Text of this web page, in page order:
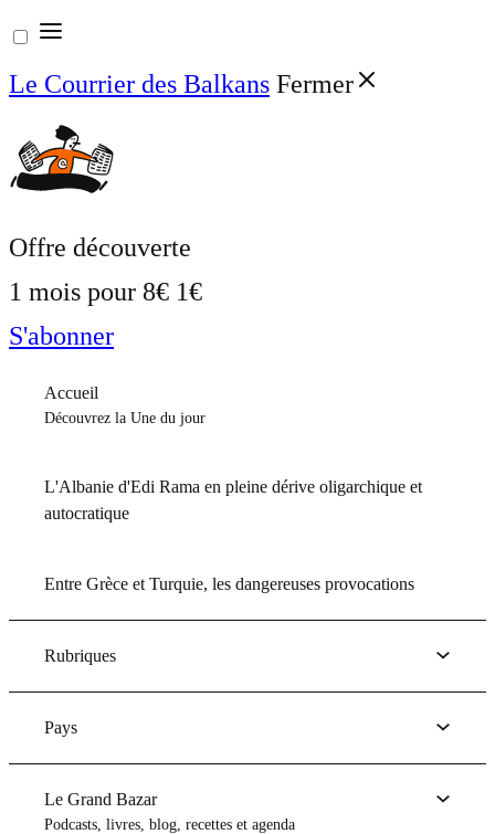
Aller
au
contenu
Le Courrier des Balkans Fermer
Offre découverte
1 mois pour 8€ 1€
S'abonner
Accueil
Découvrez la Une du jour
L'Albanie d'Edi Rama en pleine dérive oligarchique et
autocratique
Entre Grèce et Turquie, les dangereuses provocations
Rubriques
Pays
Le Grand Bazar
Podcasts, livres, blog, recettes et agenda